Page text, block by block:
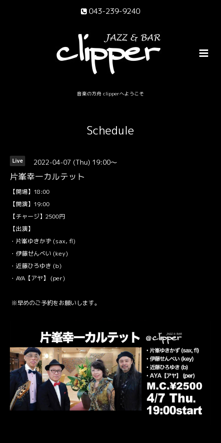
043-239-9240
音楽の方舟 clipperへようこそ
Schedule
Live 2022-04-07 (Thu) 19:00～
片峯幸一カルテット
【開場】18:00
【開演】19:00
【チャージ】2500円
【出演】
・片峯ゆきかず (sax, fl)
・伊藤せんべい (key)
・近藤ひろゆき (b)
・AYA【アヤ】 (per)
※早めのご予約をお願いします。